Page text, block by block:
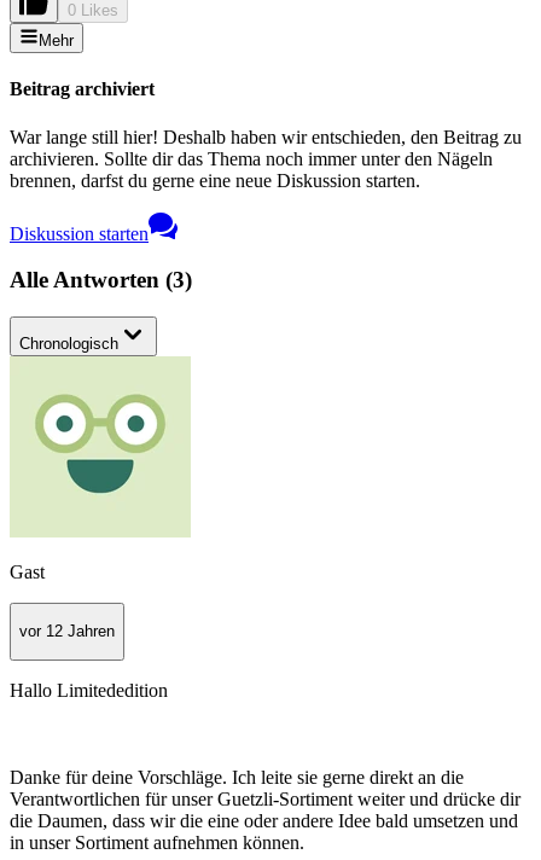
0 Likes
Mehr
Beitrag archiviert
War lange still hier! Deshalb haben wir entschieden, den Beitrag zu
archivieren. Sollte dir das Thema noch immer unter den Nägeln
brennen, darfst du gerne eine neue Diskussion starten.
Diskussion starten
Alle Antworten (3)
Chronologisch
Gast
vor 12 Jahren
Hallo Limitededition
Danke für deine Vorschläge. Ich leite sie gerne direkt an die
Verantwortlichen für unser Guetzli-Sortiment weiter und drücke dir
die Daumen, dass wir die eine oder andere Idee bald umsetzen und
in unser Sortiment aufnehmen können.